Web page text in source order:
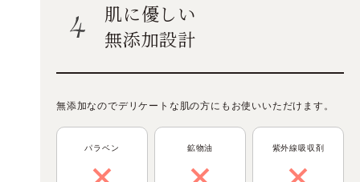
肌に優しい
無添加設計
無添加なのでデリケートな肌の方にもお使いいただけます。
パラベン 鉱物油 紫外線吸収剤